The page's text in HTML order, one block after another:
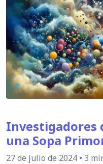
Investigadores
una Sopa
27 de julio de 2024 • 3